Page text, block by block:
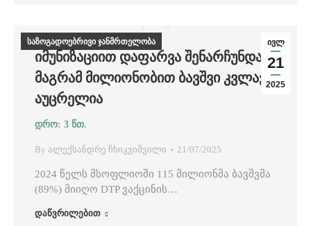
ივლ
21
2025
საზოგადოებრივი ჯანმრთელობა
ᲘᲛᲣᲜᲘᲖᲐᲪᲘᲘᲗ ᲓᲐᲤᲐᲠᲕᲐ ᲨᲔᲜᲐᲠᲩᲣᲜᲓᲐ,
ᲛᲐᲒᲠᲐᲛ ᲛᲘᲚᲘᲝᲜᲝᲑᲘᲗ ᲑᲐᲕᲨᲕᲘ ᲙᲕᲚᲐᲕ
ᲐᲣᲪᲠᲔᲚᲘᲐ
By ალექსანდრე ჩხიკვიშვილი 21/07/2025
2024 წელს მსოფლიოში 115 მილიონმა ბავშვმა
(89%) მიიღო DTP ვაქცინის…
დაწვრილებით